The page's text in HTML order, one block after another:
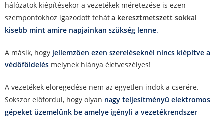
hálózatok kiépítésekor a vezetékek méretezése is ezen
szempontokhoz igazodott tehát a keresztmetszett sokkal
kisebb mint amire napjainkan szükség lenne.
A másik, hogy jellemzően ezen szereléseknél nincs kiépítve a
védőföldelés melynek hiánya életveszélyes!
A vezetékek elöregedése nem az egyetlen indok a cserére.
Sokszor előfordul, hogy olyan nagy teljesítményű elektromos
gépeket üzemelünk be amelye igényli a vezetékrendszer